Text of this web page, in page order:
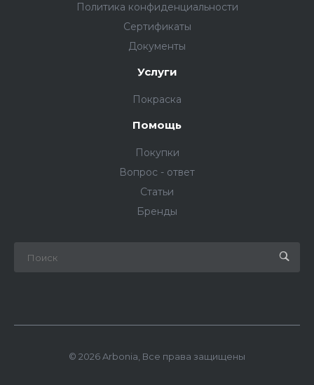
Политика конфиденциальности
Сертификаты
Документы
Услуги
Покраска
Помощь
Покупки
Вопрос - ответ
Статьи
Бренды
© 2026 Arbonia, Все права защищены